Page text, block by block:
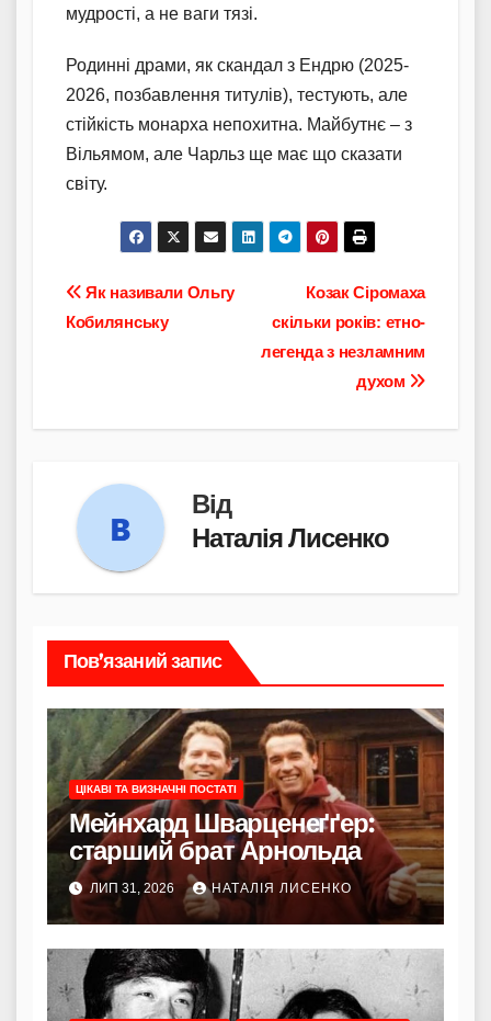
мудрості, а не ваги тязі.
Родинні драми, як скандал з Ендрю (2025-
2026, позбавлення титулів), тестують, але
стійкість монарха непохитна. Майбутнє – з
Вільямом, але Чарльз ще має що сказати
світу.
Навігація
записів
Козак Сіромаха
скільки років: етно-
легенда з незламним
духом
Як називали Ольгу
Кобилянську
Від
Наталія Лисенко
Пов’язаний запис
ЦІКАВІ ТА ВИЗНАЧНІ ПОСТАТІ
Мейнхард Шварценеґґер:
старший брат Арнольда
ЛИП 31, 2026 НАТАЛІЯ ЛИСЕНКО